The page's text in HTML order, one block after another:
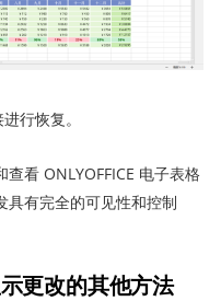
行恢复。
看 ONLYOFFICE 电子表格
具有完全的可见性和控制
更改的其他方法